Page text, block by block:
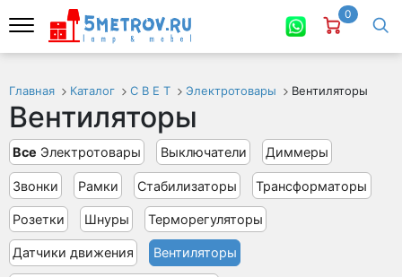
0
Главная Каталог С В Е Т Электротовары Вентиляторы
Вентиляторы
Все Электротовары Выключатели Диммеры
Звонки Рамки Стабилизаторы Трансформаторы
Розетки Шнуры Терморегуляторы
Датчики движения Вентиляторы